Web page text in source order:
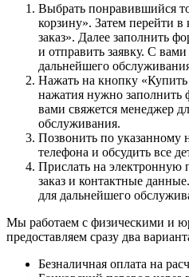
Выбрать понравившийся
корзину». Затем перейти в
заказ». Далее заполнить
и отправить заявку. С
дальнейшего
Нажать на кнопку «
нажатия нужно заполнить
вами свяжется менеджер
обслуживания.
Позвонить по указанному
телефона и обсудить все
Прислать на электронную
заказ и контактные
для дальнейшего
Мы работаем с физическими и
предоставляем сразу два
Безналичная оплата на